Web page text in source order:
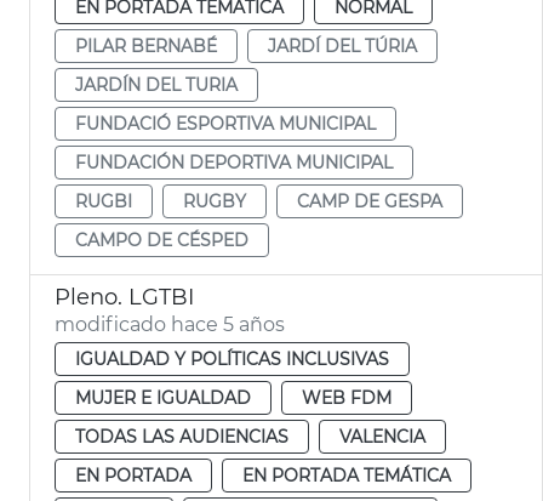
EN PORTADA TEMÁTICA
NORMAL
PILAR BERNABÉ
JARDÍ DEL TÚRIA
JARDÍN DEL TURIA
FUNDACIÓ ESPORTIVA MUNICIPAL
FUNDACIÓN DEPORTIVA MUNICIPAL
RUGBI
RUGBY
CAMP DE GESPA
CAMPO DE CÉSPED
Pleno. LGTBI
modificado hace 5 años
IGUALDAD Y POLÍTICAS INCLUSIVAS
MUJER E IGUALDAD
WEB FDM
TODAS LAS AUDIENCIAS
VALENCIA
EN PORTADA
EN PORTADA TEMÁTICA